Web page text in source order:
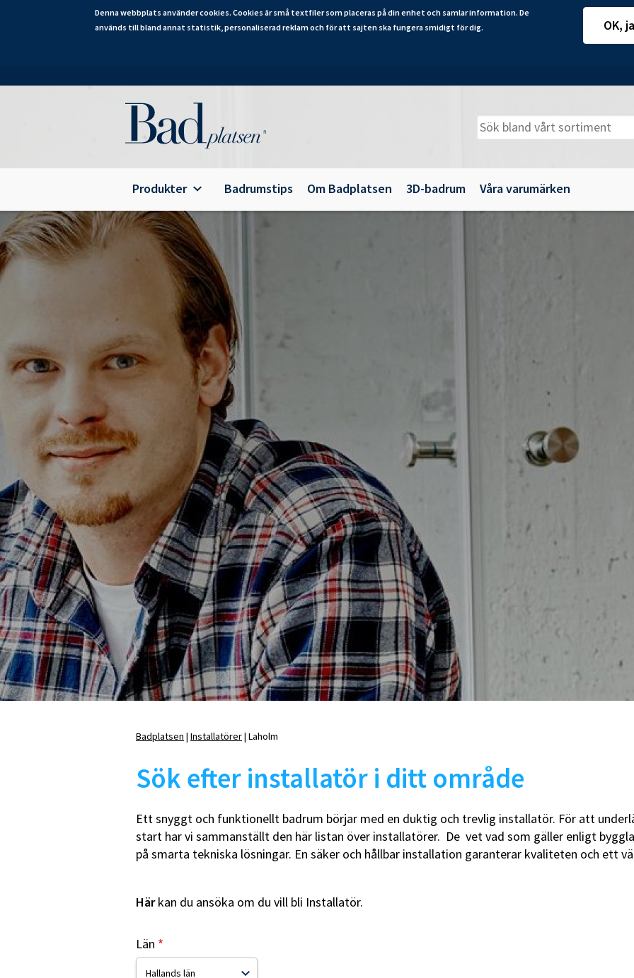
Denna webbplats använder cookies. Cookies är små textfiler som placeras på din enhet och samlar information. De
används till bland annat statistik, personaliserad reklam och för att sajten ska fungera smidigt för dig.
OK,
till
Produkter
Alterna Ariella Aqua
Alterna Ariella
Alterna Basic Aqua
Alterna Basic
Alterna Bella Aqua
Alterna Ella Aqua
Alterna Ella
Alterna Gabriella
Alterna Isabella Aqua
Alterna Isabella
Alterna Isella Aqua
Alterna Isella
Alterna Luxor
Duravit L-Cube
Geberit Smyle Square
Geberit iCon
Ifö Option
Ifö Sense Art
Ifö Sense Modern
Ifö Sense Pro
Ifö Spira
Tillbehör till badrumsmöbler
Spegelhållare
Tvålkorgar
WC-pappershållare
Handduksstänger
Handdukskrokar
Badrumshyllor
Tvålkoppar och
tandborsthållare
WC-borste med hållare
Övrigt
Tvättställsblandare
Tvättställsblandare för
inbyggnad
Beröringsfria
tvättställsblandare
Duschblandare
Badkarsblandare
Avloppsarmatur och tillbehör
Takduschar
Duschhörnor, rak
Duschhörnor, rund
U-montage
Nischdörrar
Skärmväggar
Elhanddukstorkar
med elpatron)
Elpatroner
Reglerventiler
WC-vägghängda
WC-sitsar
Handfat
Handfat paket
Bottenventiler
Badrumstips Om Badplatsen 3D-badrum Våra varumärken
Badplatsen Installatörer Laholm
Sök efter installatör i ditt område
Ett snyggt och funktionellt badrum börjar med en duktig och trevlig installatör. För att
start har vi sammanställt den här listan över installatörer. De vet vad som gäller enligt
på smarta tekniska lösningar. En säker och hållbar installation garanterar kvaliteten och ett
Härkan du ansöka om du vill bli Installatör.
Län